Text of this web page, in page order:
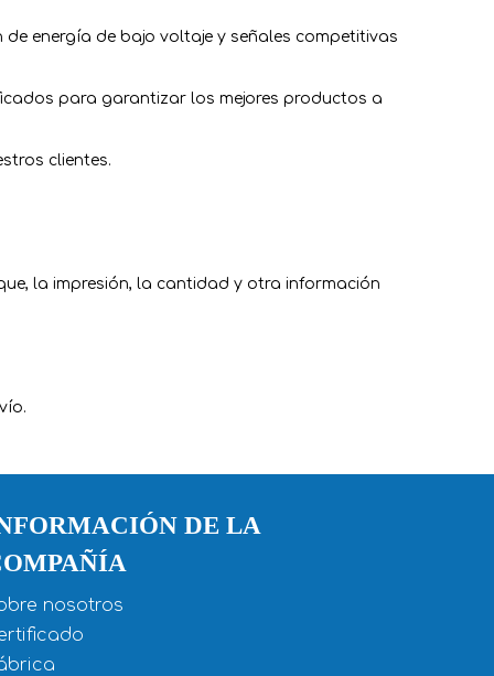
energía de bajo voltaje y señales competitivas
para garantizar los mejores productos a
clientes.
la impresión, la cantidad y otra información
DE LA
nosotros